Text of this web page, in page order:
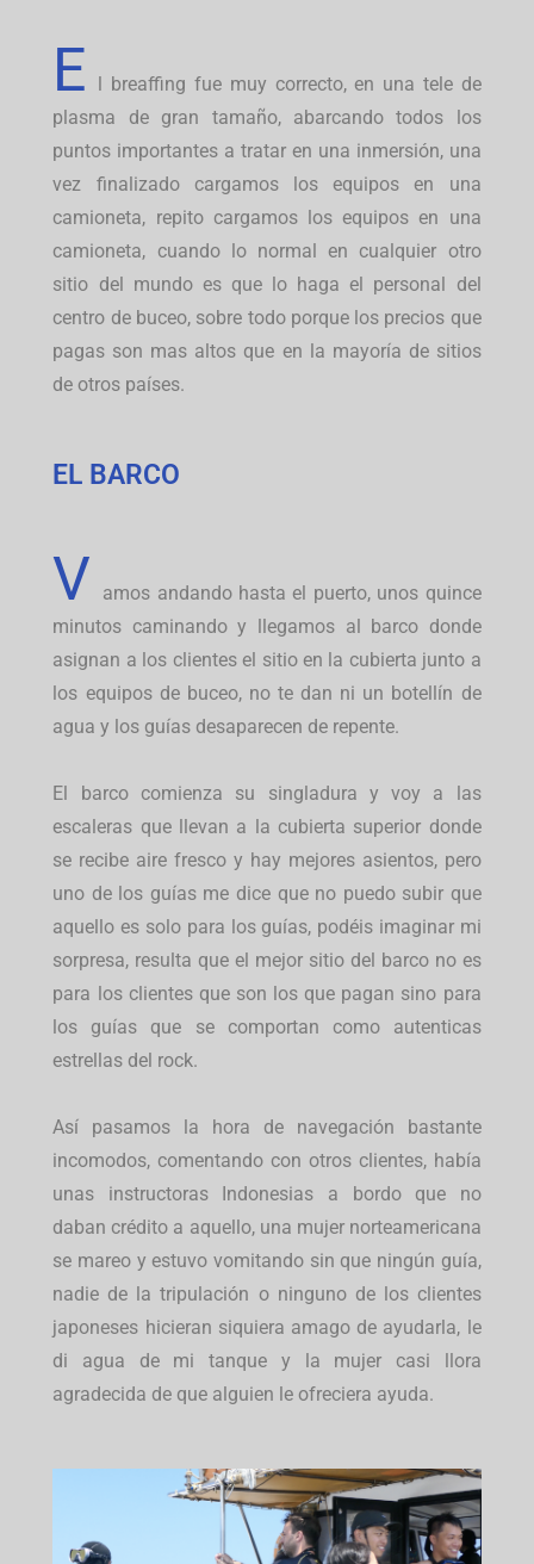
E
l breaffing fue muy correcto, en una tele de
plasma de gran tamaño, abarcando todos los
puntos importantes a tratar en una inmersión, una
vez finalizado cargamos los equipos en una
camioneta, repito cargamos los equipos en una
camioneta, cuando lo normal en cualquier otro
sitio del mundo es que lo haga el personal del
centro de buceo, sobre todo porque los precios que
pagas son mas altos que en la mayoría de sitios
de otros países.
EL BARCO
V
amos andando hasta el puerto, unos quince
minutos caminando y llegamos al barco donde
asignan a los clientes el sitio en la cubierta junto a
los equipos de buceo, no te dan ni un botellín de
agua y los guías desaparecen de repente.
El barco comienza su singladura y voy a las
escaleras que llevan a la cubierta superior donde
se recibe aire fresco y hay mejores asientos, pero
uno de los guías me dice que no puedo subir que
aquello es solo para los guías, podéis imaginar mi
sorpresa, resulta que el mejor sitio del barco no es
para los clientes que son los que pagan sino para
los guías que se comportan como autenticas
estrellas del rock.
Así pasamos la hora de navegación bastante
incomodos, comentando con otros clientes, había
unas instructoras Indonesias a bordo que no
daban crédito a aquello, una mujer norteamericana
se mareo y estuvo vomitando sin que ningún guía,
nadie de la tripulación o ninguno de los clientes
japoneses hicieran siquiera amago de ayudarla, le
di agua de mi tanque y la mujer casi llora
agradecida de que alguien le ofreciera ayuda.